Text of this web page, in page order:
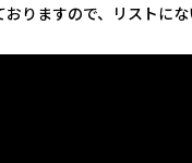
りますので、リストに